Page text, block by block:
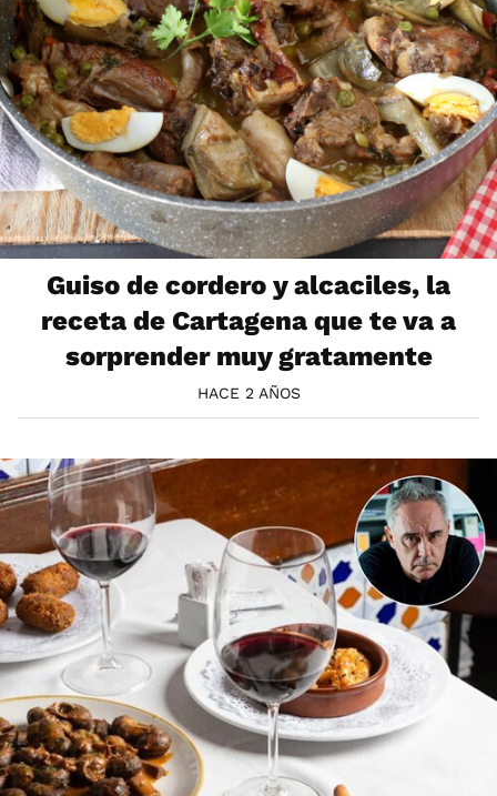
Guiso de cordero y alcaciles, la
receta de Cartagena que te va a
sorprender muy gratamente
HACE 2 AÑOS